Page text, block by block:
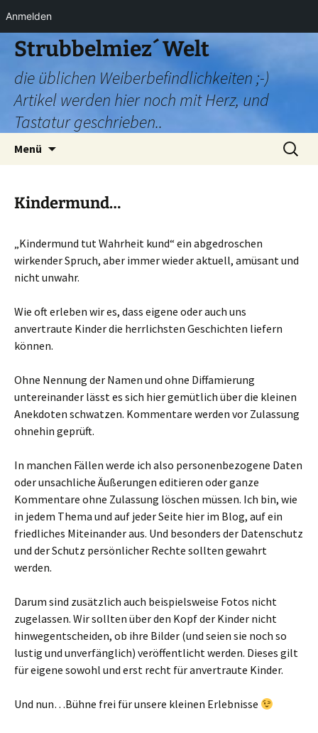
Anmelden
Zum
Inhalt
springen
Strubbelmiez´ Welt
die üblichen Weiberbefindlichkeiten ;-)
Artikel werden hier noch mit Herz, und
Tastatur geschrieben..
Menü
Suchen
nach:
Kindermund…
„Kindermund tut Wahrheit kund“ ein abgedroschen
wirkender Spruch, aber immer wieder aktuell, amüsant und
nicht unwahr.
Wie oft erleben wir es, dass eigene oder auch uns
anvertraute Kinder die herrlichsten Geschichten liefern
können.
Ohne Nennung der Namen und ohne Diffamierung
untereinander lässt es sich hier gemütlich über die kleinen
Anekdoten schwatzen. Kommentare werden vor Zulassung
ohnehin geprüft.
In manchen Fällen werde ich also personenbezogene Daten
oder unsachliche Äußerungen editieren oder ganze
Kommentare ohne Zulassung löschen müssen. Ich bin, wie
in jedem Thema und auf jeder Seite hier im Blog, auf ein
friedliches Miteinander aus. Und besonders der Datenschutz
und der Schutz persönlicher Rechte sollten gewahrt
werden.
Darum sind zusätzlich auch beispielsweise Fotos nicht
zugelassen. Wir sollten über den Kopf der Kinder nicht
hinwegentscheiden, ob ihre Bilder (und seien sie noch so
lustig und unverfänglich) veröffentlicht werden. Dieses gilt
für eigene sowohl und erst recht für anvertraute Kinder.
Und nun…Bühne frei für unsere kleinen Erlebnisse